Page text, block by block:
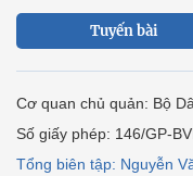
Tuyến bài
Cơ quan chủ quản: Bộ
Số giấy phép: 146/GP-
Tổng biên tập: Nguyễn